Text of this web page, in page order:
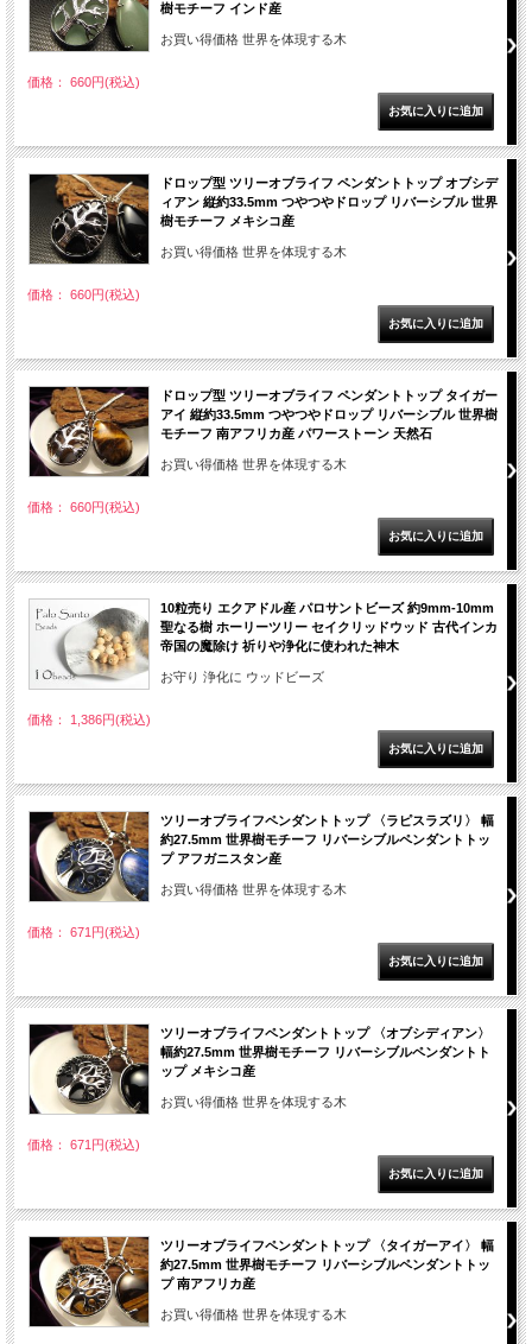
樹モチーフ インド産
お買い得価格 世界を体現する木
価格： 660円(税込)
ドロップ型 ツリーオブライフ ペンダントトップ オブシデ
ィアン 縦約33.5mm つやつやドロップ リバーシブル 世界
樹モチーフ メキシコ産
お買い得価格 世界を体現する木
価格： 660円(税込)
ドロップ型 ツリーオブライフ ペンダントトップ タイガー
アイ 縦約33.5mm つやつやドロップ リバーシブル 世界樹
モチーフ 南アフリカ産 パワーストーン 天然石
お買い得価格 世界を体現する木
価格： 660円(税込)
10粒売り エクアドル産 パロサントビーズ 約9mm-10mm
聖なる樹 ホーリーツリー セイクリッドウッド 古代インカ
帝国の魔除け 祈りや浄化に使われた神木
お守り 浄化に ウッドビーズ
価格： 1,386円(税込)
ツリーオブライフペンダントトップ 〈ラピスラズリ〉 幅
約27.5mm 世界樹モチーフ リバーシブルペンダントトッ
プ アフガニスタン産
お買い得価格 世界を体現する木
価格： 671円(税込)
ツリーオブライフペンダントトップ 〈オブシディアン〉
幅約27.5mm 世界樹モチーフ リバーシブルペンダントト
ップ メキシコ産
お買い得価格 世界を体現する木
価格： 671円(税込)
ツリーオブライフペンダントトップ 〈タイガーアイ〉 幅
約27.5mm 世界樹モチーフ リバーシブルペンダントトッ
プ 南アフリカ産
お買い得価格 世界を体現する木